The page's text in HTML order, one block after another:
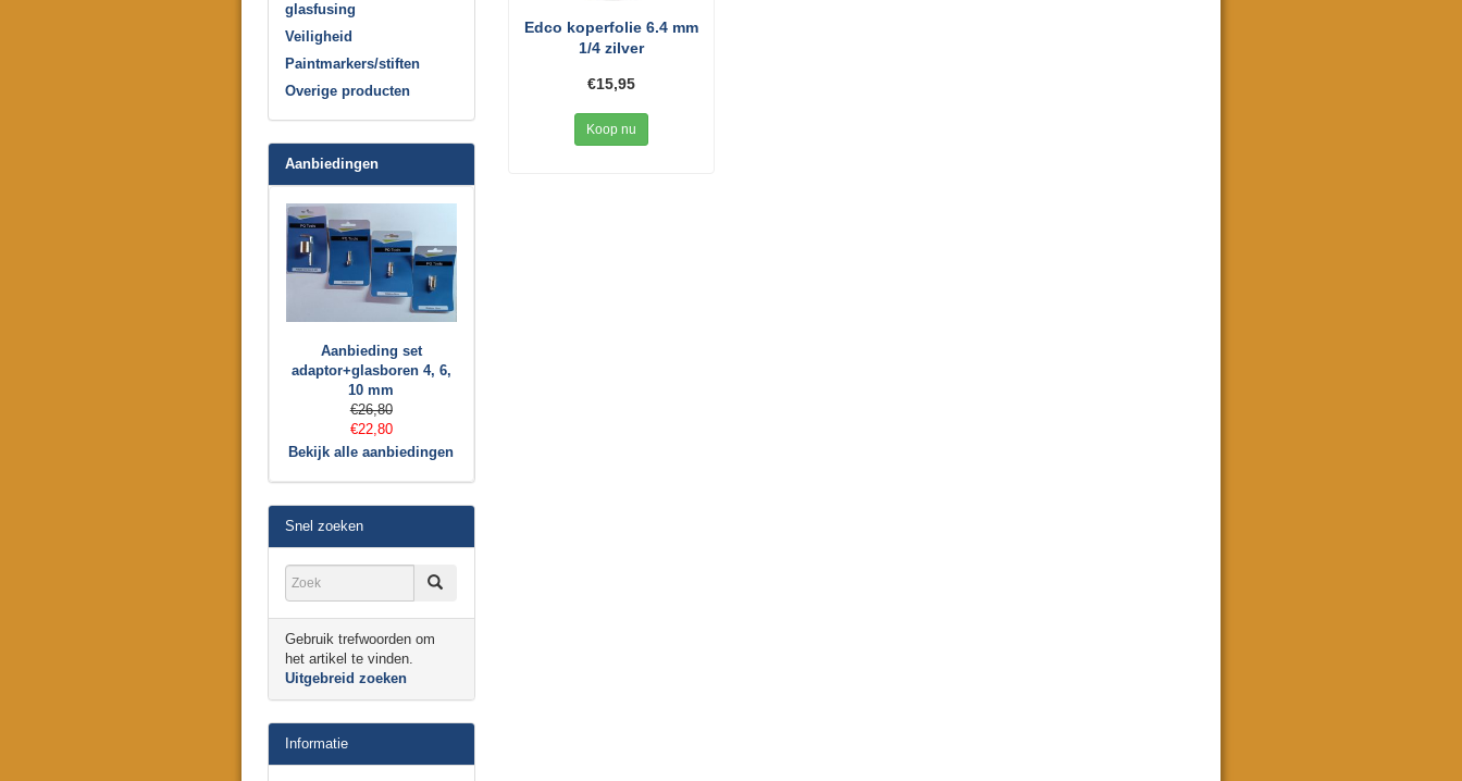
Edco koperfolie 6.4 mm
1/4 zilver
€15,95
Koop nu
glasfusing
Veiligheid
Paintmarkers/stiften
Overige producten
Aanbiedingen
Aanbieding set
adaptor+glasboren 4, 6,
10 mm
€26,80
€22,80
Bekijk alle aanbiedingen
Snel zoeken
Gebruik trefwoorden om
het artikel te vinden.
Uitgebreid zoeken
Informatie